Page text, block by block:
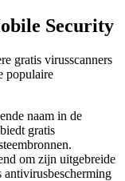
Security
gratis virusscanners
populaire
naam in de
gratis
om zijn uitgebreide